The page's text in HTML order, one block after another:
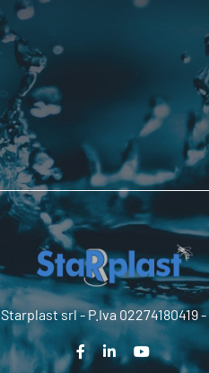
Starplast srl- P.Iva 02274180419 -